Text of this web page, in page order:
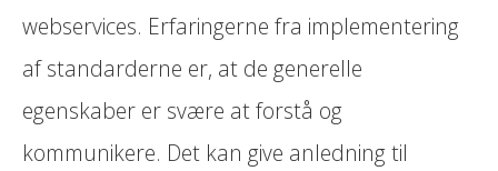
webservices. Erfaringerne fra implementering
af standarderne er, at de generelle
egenskaber er svære at forstå og
kommunikere. Det kan give anledning til